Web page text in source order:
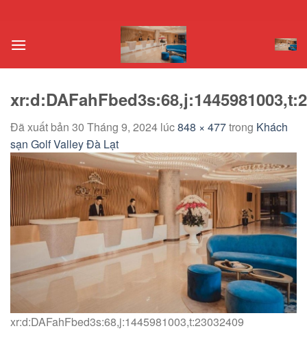
nội
Đã xuất bản 30 Tháng 9, 2024 lúc848 × 477trong Khách
sạn Golf Valley Đà Lạt
xr:d:DAFahFbed3s:68,j:1445981003,t:23032409